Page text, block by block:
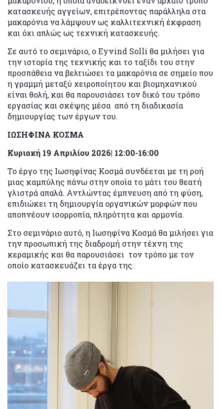
κατασκευής αγγείων, επιτρέποντας παράλληλα στα
μακαρόνια να λάμψουν ως καλλιτεχνική έκφραση
και όχι απλώς ως τεχνική κατασκευής.
Σε αυτό το σεμινάριο, ο Eyvind Solli θα μιλήσει για
την ιστορία της τεχνικής και το ταξίδι του στην
προσπάθεια να βελτιώσει τα μακαρόνια σε σημείο που
η γραμμή μεταξύ χειροποίητου και βιομηχανικού
είναι θολή, και θα παρουσιάσει τον δικό του τρόπο
εργασίας και σκέψης μέσα από τη διαδικασία
δημιουργίας των έργων του.
ΙΩΣΗΦΙΝΑ ΚΟΣΜΑ
Κυριακή 19 Απριλίου 2026| 12:00-16:00
Το έργο της Ιωσηφίνας Κοσμά συνδέεται με τη ροή
μιας καμπύλης πάνω στην οποία το μάτι του θεατή
γλιστρά απαλά. Αντλώντας έμπνευση από τη φύση,
επιδιώκει τη δημιουργία οργανικών μορφών που
αποπνέουν ισορροπία, πληρότητα και αρμονία.
Στο σεμινάριο αυτό, η Ιωσηφίνα Κοσμά θα μιλήσει για
την προσωπική της διαδρομή στην τέχνη της
κεραμικής και θα παρουσιάσει τον τρόπο με τον
οποίο κατασκευάζει τα έργα της.